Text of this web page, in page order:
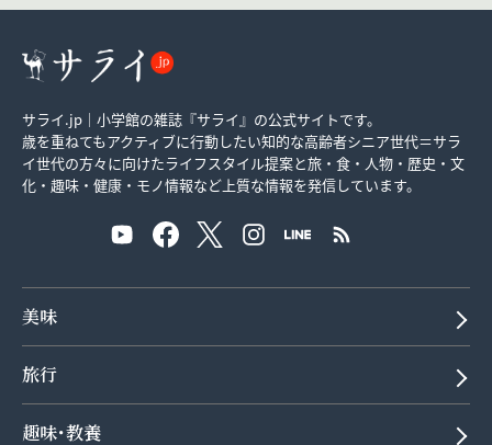
サライ.jp｜小学館の雑誌『サライ』の公式サイトです。
歳を重ねてもアクティブに行動したい知的な高齢者シニア世代＝サラ
イ世代の方々に向けたライフスタイル提案と旅・食・人物・歴史・文
化・趣味・健康・モノ情報など上質な情報を発信しています。
美味
旅行
趣味･教養